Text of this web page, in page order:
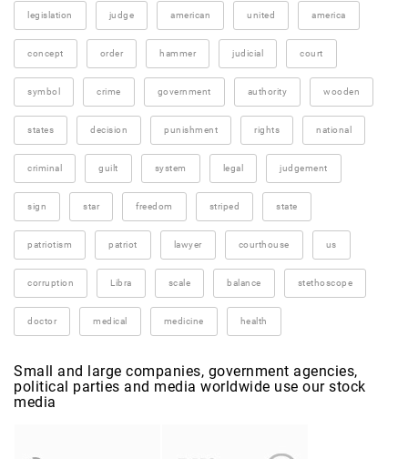
legislation judge american united america
concept order hammer judicial court
symbol crime government authority wooden
states decision punishment rights national
criminal guilt system legal judgement
sign star freedom striped state
patriotism patriot lawyer courthouse us
corruption Libra scale balance stethoscope
doctor medical medicine health
Small and large companies, government agencies,
political parties and media worldwide use our stock
media